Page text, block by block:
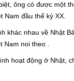
ông có được một
đầu thế kỷ XX.
khác nhau về Nhật
noi theo .
hoạt động ở Nhật,